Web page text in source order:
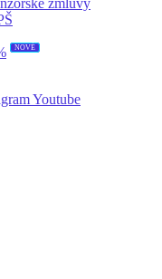
zmluvy
NOVÉ
Youtube